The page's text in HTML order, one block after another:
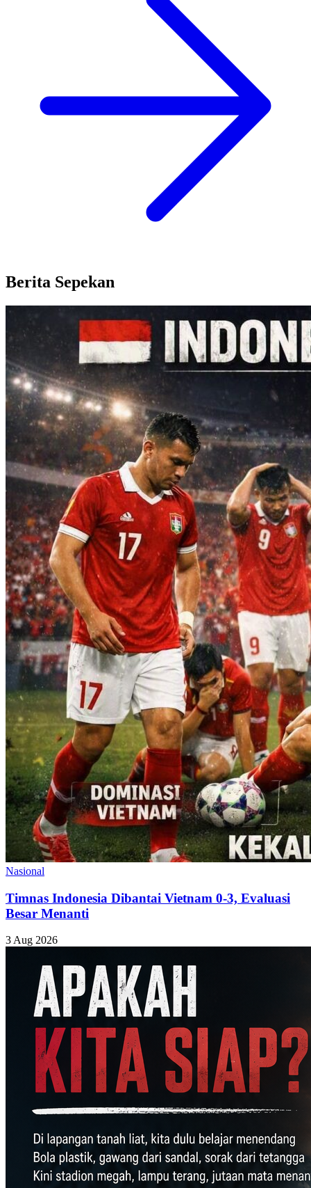
Berita Sepekan
Nasional
Timnas Indonesia Dibantai Vietnam 0-3, Evaluasi
Besar Menanti
3 Aug 2026